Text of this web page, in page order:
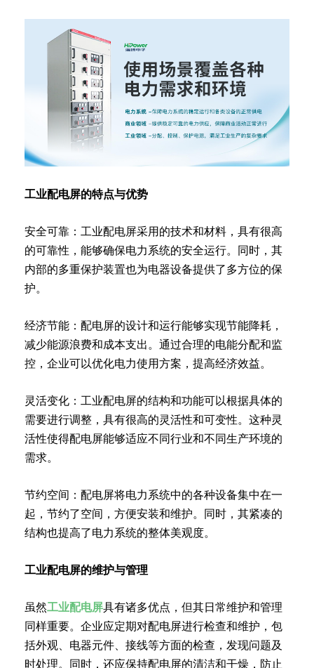
工业配电屏的特点与优势
安全可靠：工业配电屏采用的技术和材料，具有很高
的可靠性，能够确保电力系统的安全运行。同时，其
内部的多重保护装置也为电器设备提供了多方位的保
护。
经济节能：配电屏的设计和运行能够实现节能降耗，
减少能源浪费和成本支出。通过合理的电能分配和监
控，企业可以优化电力使用方案，提高经济效益。
灵活变化：工业配电屏的结构和功能可以根据具体的
需要进行调整，具有很高的灵活性和可变性。这种灵
活性使得配电屏能够适应不同行业和不同生产环境的
需求。
节约空间：配电屏将电力系统中的各种设备集中在一
起，节约了空间，方便安装和维护。同时，其紧凑的
结构也提高了电力系统的整体美观度。
工业配电屏的维护与管理
虽然工业配电屏具有诸多优点，但其日常维护和管理
同样重要。企业应定期对配电屏进行检查和维护，包
括外观、电器元件、接线等方面的检查，发现问题及
时处理。同时，还应保持配电屏的清洁和干燥，防止